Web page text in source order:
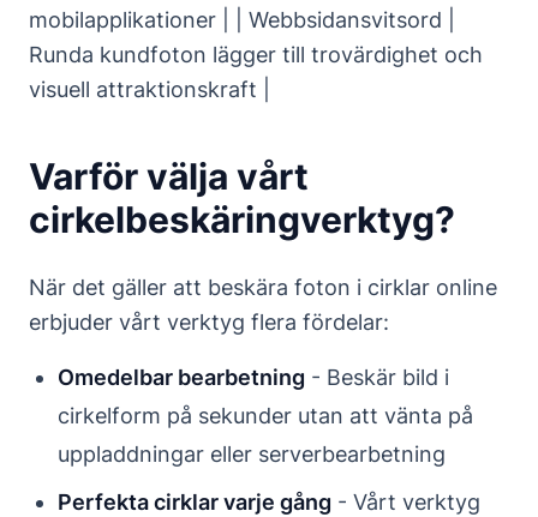
mobilapplikationer | | Webbsidansvitsord |
Runda kundfoton lägger till trovärdighet och
visuell attraktionskraft |
Varför välja vårt
cirkelbeskäringverktyg?
När det gäller att beskära foton i cirklar online
erbjuder vårt verktyg flera fördelar:
Omedelbar bearbetning - Beskär bild i
cirkelform på sekunder utan att vänta på
uppladdningar eller serverbearbetning
Perfekta cirklar varje gång - Vårt verktyg